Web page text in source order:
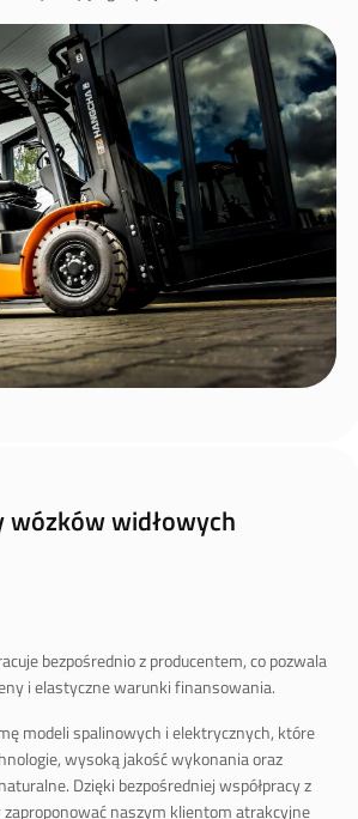
wózków widłowych
bezpośrednio z producentem, co pozwala
i elastyczne warunki finansowania.
modeli spalinowych i elektrycznych, które
wysoką jakość wykonania oraz
Dzięki bezpośredniej współpracy z
naszym klientom atrakcyjne